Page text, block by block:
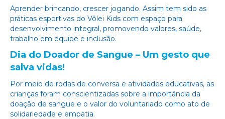
Aprender brincando, crescer jogando. Assim tem sido as
práticas esportivas do Vôlei Kids com espaço para
desenvolvimento integral, promovendo valores, saúde,
trabalho em equipe e inclusão.
Dia do Doador de Sangue – Um gesto que
salva vidas!
Por meio de rodas de conversa e atividades educativas, as
crianças foram conscientizadas sobre a importância da
doação de sangue e o valor do voluntariado como ato de
solidariedade e empatia.